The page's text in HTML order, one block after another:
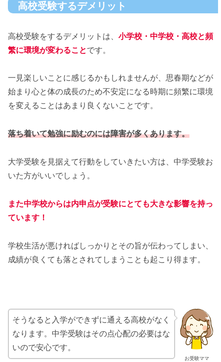
高校受験するデメリット
高校受験をするデメリットは、 小学校・中学校・高校と頻
繁に環境が変わることです。
一見楽しいことに感じるかもしれませんが、思春期などが
始まり心と体の成長のため不安定になる時期に頻繁に環境
を変えることはあまり良くないことです。
落ち着いて勉強に励むのには障害が多くあります。
大学受験を見据えて行動をしていきたい方は、中学受験お
いた方がいいでしょう。
また中学校からは内申点が受験にとても大きな影響を持っ
ています！
学校生活が悪ければしっかりとその旨が伝わってしまい、
成績が良くても落とされてしまうことも起こり得ます。
お受験ママ
そうなると入学ができずに通える高校がなく
なります。中学受験はその点心配の必要はな
いので安心です。